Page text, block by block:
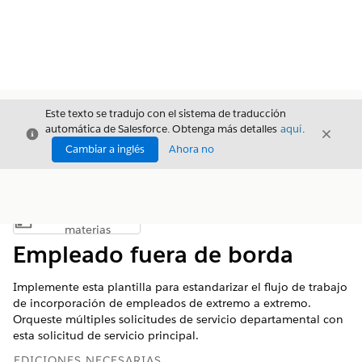
Cerrar
Este texto se tradujo con el sistema de traducción
automática de Salesforce. Obtenga más detalles aquí.
Cambiar a inglés
Ahora no
Cerrar
Mostrar índice de materias
materias
Empleado fuera de borda
Implemente esta plantilla para estandarizar el flujo de trabajo
de incorporación de empleados de extremo a extremo.
Orqueste múltiples solicitudes de servicio departamental con
esta solicitud de servicio principal.